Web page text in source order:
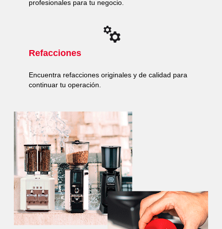
profesionales para tu negocio.
Refacciones
Encuentra refacciones originales y de calidad para
continuar tu operación.